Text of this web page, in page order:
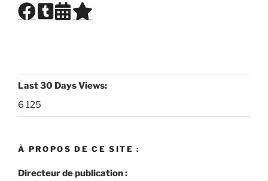
Last 30 Days Views:
6 125
À PROPOS DE CE SITE :
Directeur de publication :